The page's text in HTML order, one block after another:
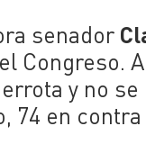
senador
Congreso.
y no se
74 en contra